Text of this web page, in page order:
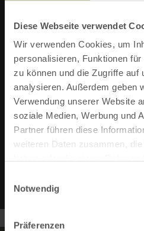
Diese Webseite verwendet
Wir verwenden Cookies, um
personalisieren, Funktionen
zu können und die Zugriffe auf
analysieren. Außerdem geben
Verwendung unserer Website
soziale Medien, Werbung und
Partner führen diese
weiteren Daten zusammen,
Notwendig
Präferenzen
DAUER:1:20 H
SCHWIERIGKEIT: LEICHT
TOURENART: WANDERN
AUFSTIEG: 36 M
36 M